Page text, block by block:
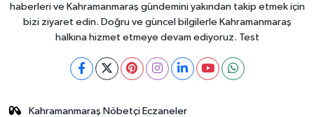
haberleri ve Kahramanmaraş gündemini yakından takip etmek için
bizi ziyaret edin. Doğru ve güncel bilgilerle Kahramanmaraş
halkına hizmet etmeye devam ediyoruz. Test
Kahramanmaraş Nöbetçi Eczaneler